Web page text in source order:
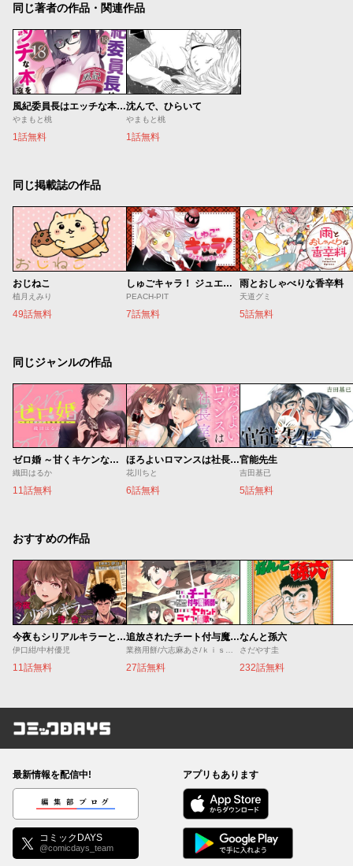
同じ著者の作品・関連作品
風紀委員長はエッチな本を没収したい
やまもと桃
1話無料
沈んで、ひらいて
やまもと桃
1話無料
同じ掲載誌の作品
おじねこ
植月えみり
49話無料
しゅごキャラ！ ジュエルジョーカー
PEACH-PIT
7話無料
雨とおしゃべりな香辛料
天道グミ
5話無料
同じジャンルの作品
ゼロ婚 ～甘くキケンな極秘任務～
織田はるか
11話無料
ほろよいロマンスは社長室で
花川ちと
6話無料
官能先生
吉田基已
5話無料
おすすめの作品
今夜もシリアルキラーと待ち合わせ
伊口紺/中村優児
11話無料
追放されたチート付与魔術師は気ままなセカンドライフを謳歌する。 ～俺は武器だけじゃなく、あらゆるものに『強化ポイント』を付与できるし、俺の意思でいつでも効果を解除できるけど、残った人たち大丈夫？～
業務用餅/六志麻あさ/ｋｉｓｕｉ
27話無料
なんと孫六
さだやす圭
232話無料
コミックDAYS
最新情報を配信中!
編集部ブログ
コミックDAYS
@comicdays_team
アプリもあります